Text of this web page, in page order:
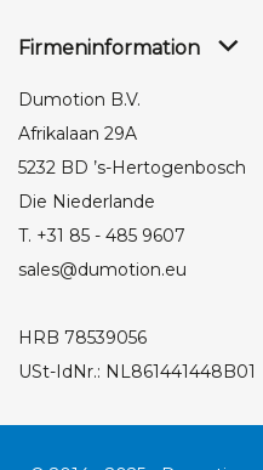
Firmeninformation
Dumotion B.V.
Afrikalaan 29A
5232 BD ’s-Hertogenbosch
Die Niederlande
T. +31 85 - 485 9607
sales@dumotion.eu
HRB 78539056
USt-IdNr.: NL861441448B01